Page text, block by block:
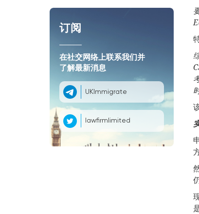
订阅
在社交网络上联系我们并
了解最新消息
UKImmigrate
lawfirmlimited